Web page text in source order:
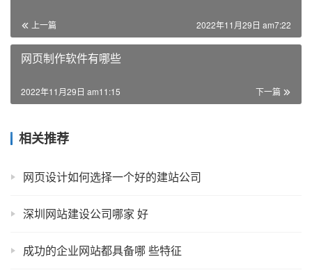
上一篇 2022年11月29日 am7:22
网页制作软件有哪些
下一篇
2022年11月29日 am11:15
相关推荐
网页设计如何选择一个好的建站公司
深圳网站建设公司哪家 好
成功的企业网站都具备哪 些特征